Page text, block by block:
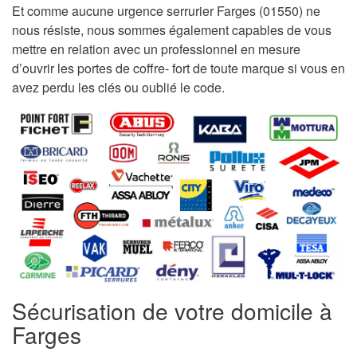
Et comme aucune urgence serrurier Farges (01550) ne
nous résiste, nous sommes également capables de vous
mettre en relation avec un professionnel en mesure
d’ouvrir les portes de coffre- fort de toute marque si vous en
avez perdu les clés ou oublié le code.
Sécurisation de votre domicile à
Farges